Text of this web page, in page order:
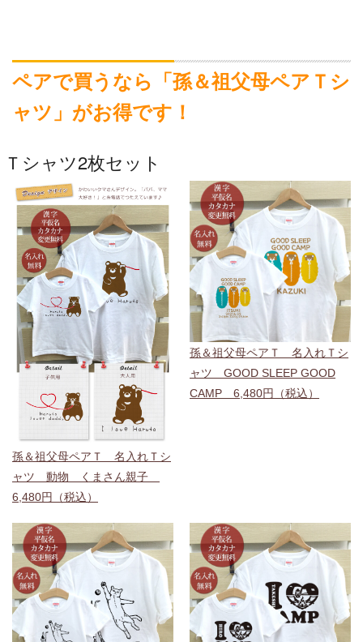
ペアで買うなら「孫＆祖父母ペアＴシ
ャツ」がお得です！
Ｔシャツ2枚セット
孫＆祖父母ペアＴ 名入れＴシ
ャツ 動物 くまさん親子
6,480円（税込）
孫＆祖父母ペアＴ 名入れＴシ
ャツ GOOD SLEEP GOOD
CAMP 6,480円（税込）